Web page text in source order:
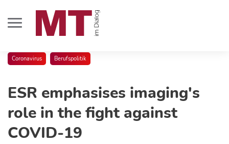
Coronavirus Berufspolitik
ESR emphasises imaging's
role in the fight against
COVID-19